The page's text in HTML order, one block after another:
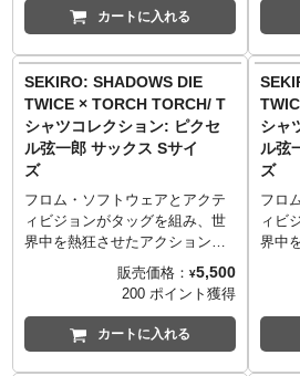
丈）
Sサイズ （65cm／49cm／42cm
Mサイズ （69cm／52cm／46cm
／20cm）
Lサイズ （73cm／55cm／50cm
／22cm）
XLサイズ （77cm／58cm／
54cm／24cm）
XXLサイズ （84cm／68cm／
60cm／26cm）
──────────────────
綿100% 5.6oz ヘビーウェイトボ
※杢灰のみ 綿90%、ポリエステ
ル10% 5.6oz ヘビーウェイトボ
丈）
Sサ
Mサ
／
Lサ
／
XLサ
54cm
XXL
綿
※杢
ル
とのコラボレーションTシャツが
登場です！
のポップさとは裏腹に、なんと8
版ものシルクスクリーンを使用
してしまった謎の豪華仕様。
生地はしっかりとした厚みの5.6
オンスを採用。着心地が良く、
何度洗っても型崩れしづらく風
合いが出るのが特徴です。
──────────────────
■サイズ（着丈／身幅／肩幅／袖
丈）
Sサイズ （65cm／49cm／42cm
カートに入れる
との
登場
のポ
版も
して
生地
オン
何度
合い
■サ
丈）
Sサ
SEKIRO: SHADOWS DIE
TWICE × TORCH TORCH/ T
シャツコレクション: ピクセ
ル弦一郎 サックス Sサイ
ズ
フロム・ソフトウェアとアクテ
ィビジョンがタッグを組み、世
界中を熱狂させたアクション・
アドベンチャーゲーム
『SEKIRO: SHADOWS DIE
TWICE』。「TORCH TORCH」
とのコラボレーションTシャツが
登場です！
販売価格： ¥5,500
200 ポイント獲得
カートに入れる
シャ
ル弦
ズ
フロ
ィビ
界中
アド
『
との
登場